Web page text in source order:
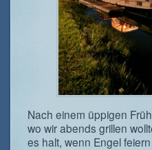
Nach einem üppigen
wo wir abends grillen
es halt, wenn Engel feiern